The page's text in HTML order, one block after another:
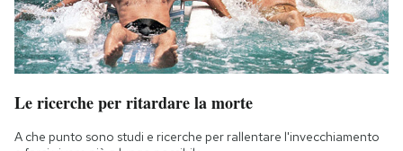
Le ricerche per ritardare la morte
A che punto sono studi e ricerche per rallentare l'invecchiamento